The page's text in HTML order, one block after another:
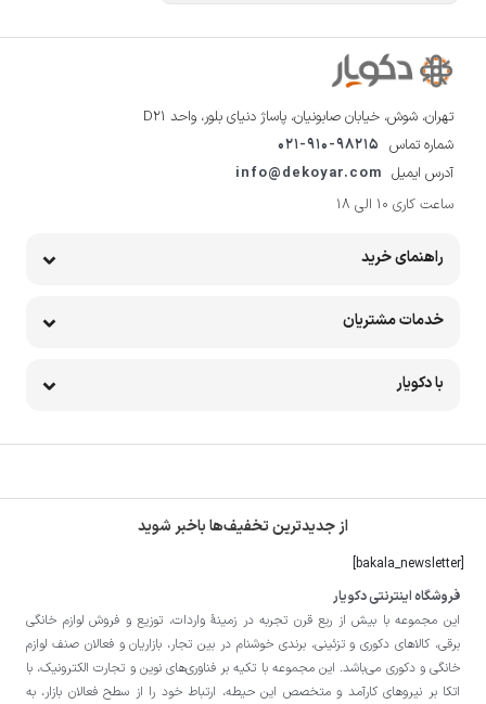
تهران، شوش، خیابان صابونیان، پاساژ دنیای بلور، واحد D21
شماره تماس 021-910-98215
آدرس ایمیل info@dekoyar.com
ساعت کاری 10 الی 18
راهنمای خرید
خدمات مشتریان
با دکویار
از جدیدترین تخفیف‌ها باخبر شوید
[bakala_newsletter]
فروشگاه اینترنتی دکویار
این مجموعه با بيش از ربع قرن تجربه در زمينۀ واردات، توزيع و فروش لوازم خانگی
برقی، کالاهای دکوری و تزئینی، برندی خوشنام در بين تجار، بازاريان و فعالان صنف لوازم
خانگی و دکوری می‌باشد. این مجموعه با تكيه بر فناوری‌های نوين و تجارت الكترونيک، با
اتکا بر نيروهای كارآمد و متخصص اين حيطه، ارتباط خود را از سطح فعالان بازار، به